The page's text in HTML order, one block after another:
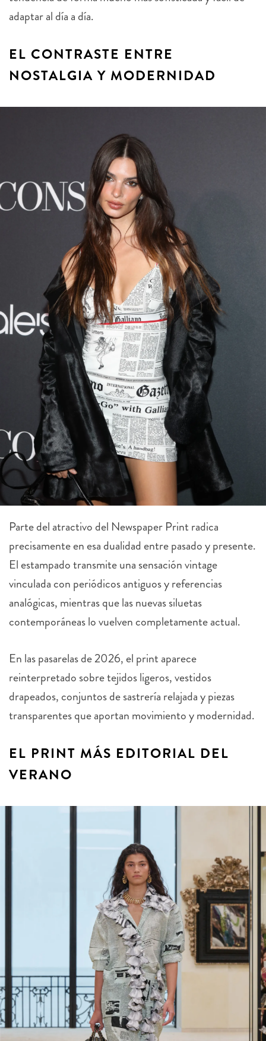
adaptar al día a día.
EL CONTRASTE ENTRE
NOSTALGIA Y MODERNIDAD
Parte del atractivo del Newspaper Print radica
precisamente en esa dualidad entre pasado y presente.
El estampado transmite una sensación vintage
vinculada con periódicos antiguos y referencias
analógicas, mientras que las nuevas siluetas
contemporáneas lo vuelven completamente actual.
En las pasarelas de 2026, el print aparece
reinterpretado sobre tejidos ligeros, vestidos
drapeados, conjuntos de sastrería relajada y piezas
transparentes que aportan movimiento y modernidad.
EL PRINT MÁS EDITORIAL DEL
VERANO